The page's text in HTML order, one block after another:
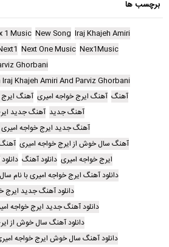
برچسب ها
Iraj Khajeh Amiri
New Song
1 Music
Nex1Music
Next One Music
Ghorbani
Khajeh Amiri And Parviz Ghorbani
آهنگ آهنگ ایرج خواجه امیری آهنگ
آهنگ جدید آهنگ جدید
آهنگ جدید ایرج خواجه
آهنگ سال خوش از ایرج خواجه امیری
ایرج خواجه امیری دانلود آهنگ
دانلود آهنگ ایرج خواجه امیری با نام
دانلود آهنگ جدید ایرج
دانلود آهنگ جدید ایرج خواجه
دانلود آهنگ سال خوش از
دانلود آهنگ سال خوش ایرج خواجه